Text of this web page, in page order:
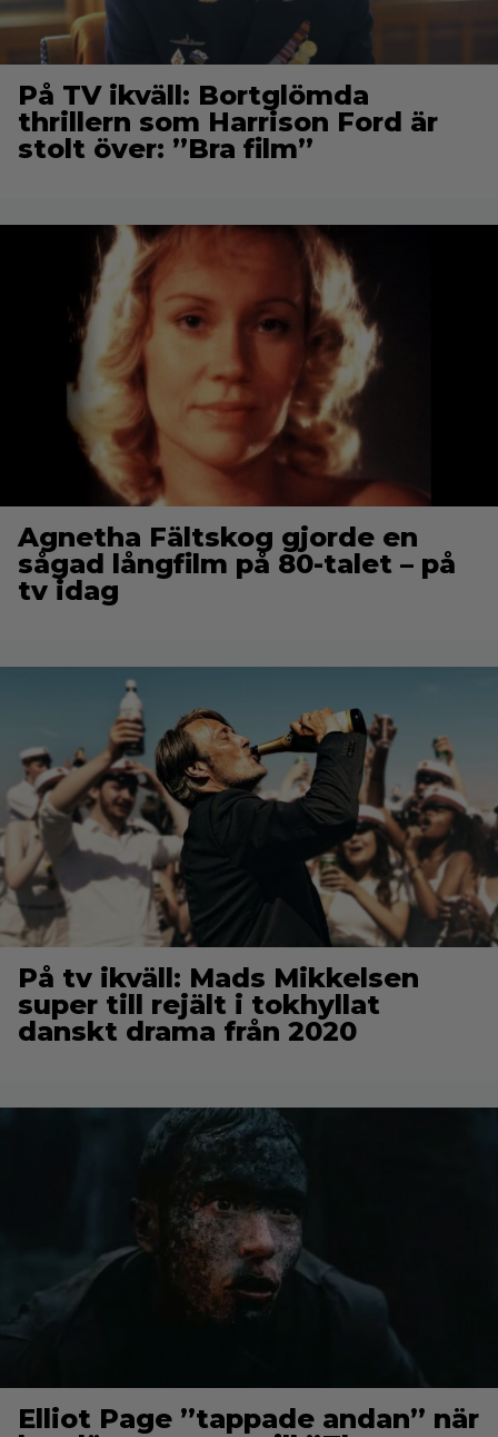
På TV ikväll: Bortglömda
thrillern som Harrison Ford är
stolt över: ”Bra film”
Agnetha Fältskog gjorde en
sågad långfilm på 80-talet – på
tv idag
På tv ikväll: Mads Mikkelsen
super till rejält i tokhyllat
danskt drama från 2020
Elliot Page ”tappade andan” när